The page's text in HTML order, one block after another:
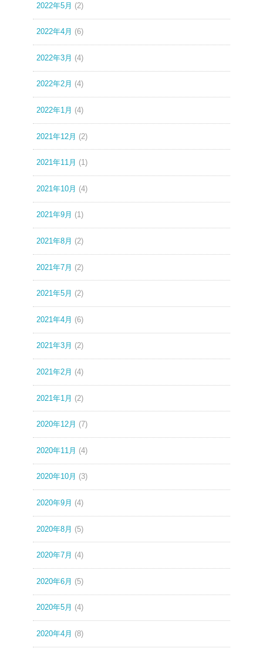
2022年5月 (2)
2022年4月 (6)
2022年3月 (4)
2022年2月 (4)
2022年1月 (4)
2021年12月 (2)
2021年11月 (1)
2021年10月 (4)
2021年9月 (1)
2021年8月 (2)
2021年7月 (2)
2021年5月 (2)
2021年4月 (6)
2021年3月 (2)
2021年2月 (4)
2021年1月 (2)
2020年12月 (7)
2020年11月 (4)
2020年10月 (3)
2020年9月 (4)
2020年8月 (5)
2020年7月 (4)
2020年6月 (5)
2020年5月 (4)
2020年4月 (8)